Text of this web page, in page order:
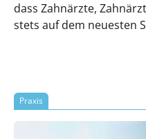
dass Zahnärzte,
stets auf dem neuesten
Umsetzung von
Praxis